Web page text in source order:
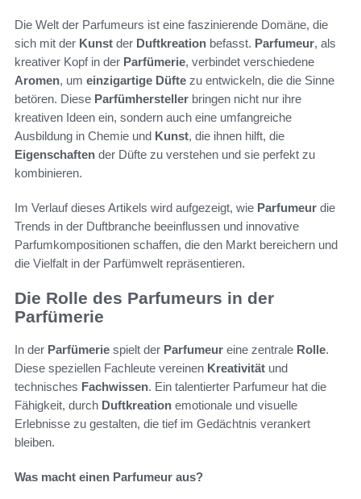
Die Welt der Parfumeurs ist eine faszinierende Domäne, die
sich mit der Kunst der Duftkreation befasst. Parfumeur, als
kreativer Kopf in der Parfümerie, verbindet verschiedene
Aromen, um einzigartige Düfte zu entwickeln, die die Sinne
betören. Diese Parfümhersteller bringen nicht nur ihre
kreativen Ideen ein, sondern auch eine umfangreiche
Ausbildung in Chemie und Kunst, die ihnen hilft, die
Eigenschaften der Düfte zu verstehen und sie perfekt zu
kombinieren.
Im Verlauf dieses Artikels wird aufgezeigt, wie Parfumeur die
Trends in der Duftbranche beeinflussen und innovative
Parfumkompositionen schaffen, die den Markt bereichern und
die Vielfalt in der Parfümwelt repräsentieren.
Die Rolle des Parfumeurs in der
Parfümerie
In der Parfümerie spielt der Parfumeur eine zentrale Rolle.
Diese speziellen Fachleute vereinen Kreativität und
technisches Fachwissen. Ein talentierter Parfumeur hat die
Fähigkeit, durch Duftkreation emotionale und visuelle
Erlebnisse zu gestalten, die tief im Gedächtnis verankert
bleiben.
Was macht einen Parfumeur aus?